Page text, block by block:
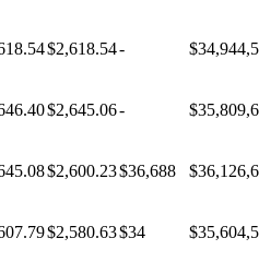
$2,618.54-
$2,645.06-
$2,600.23$36,688
$2,580.63$34